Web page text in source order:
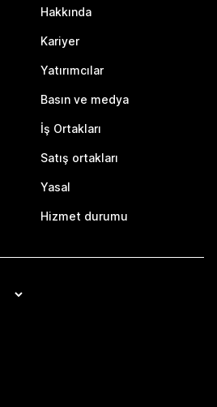
Hakkında
Kariyer
Yatırımcılar
Basın ve medya
İş Ortakları
Satış ortakları
Yasal
Hizmet durumu